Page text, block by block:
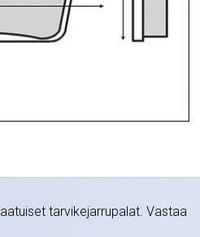
tarvikejarrupalat. Vastaa